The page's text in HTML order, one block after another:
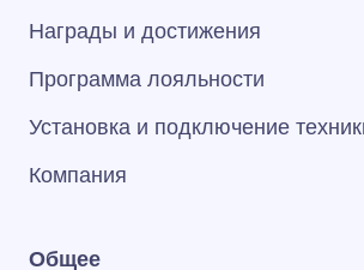
Награды и достижения
Программа лояльности
Установка и подключение
Компания
Общее